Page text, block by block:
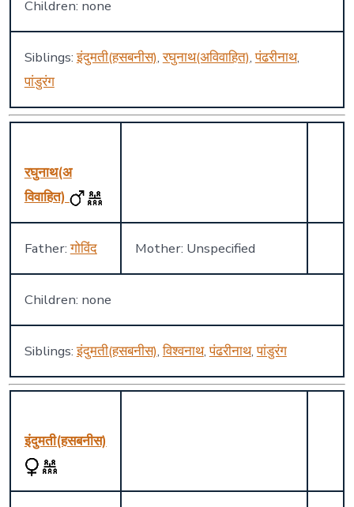
Children: none
Siblings:इंदुमती(हसबनीस),रघुनाथ(अविवाहित),पंढरीनाथ,
पांडुरंग
रघुनाथ(अ
विवाहित)
Father:गोविंद Mother: Unspecified
Children: none
Siblings:इंदुमती(हसबनीस),विश्वनाथ,पंढरीनाथ,पांडुरंग
इंदुमती(हसबनीस)